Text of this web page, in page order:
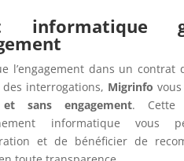
informatique
l’engagement dans un contrat
des interrogations, Migrinfo
sans engagement. Cette
informatique vous
et de bénéficier de